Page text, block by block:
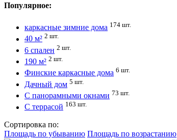
Популярное:
каркасные зимние дома 174 шт.
40 м² 2 шт.
6 спален 2 шт.
190 м² 2 шт.
Финские каркасные дома 6 шт.
Дачный дом 5 шт.
С панорамными окнами 73 шт.
С террасой 163 шт.
Сортировка по:
Площадь по убыванию Площадь по возрастанию